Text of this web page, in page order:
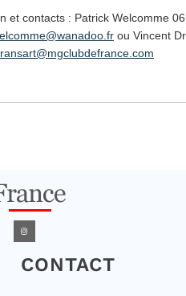
et contacts : Patrick Welcomme
ou Vincent
CONTACT